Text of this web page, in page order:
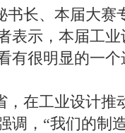
、本届大赛
表示，本届工
有很明显的一个
工业设计推
调，“我们的制